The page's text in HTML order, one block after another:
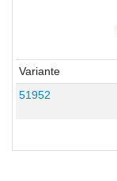
Variante
51952